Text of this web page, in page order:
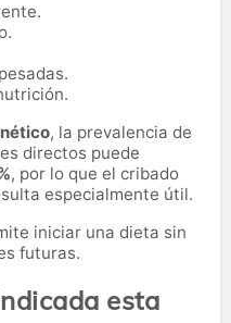
, la prevalencia de
directos puede
, por lo que el cribado
especialmente útil.
iniciar una dieta sin
futuras.
esta